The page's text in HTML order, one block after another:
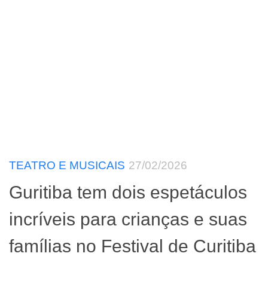
TEATRO E MUSICAIS 27/02/2026
Guritiba tem dois espetáculos
incríveis para crianças e suas
famílias no Festival de Curitiba